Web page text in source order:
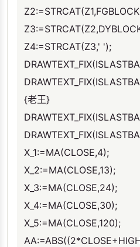
Z4:=STRCAT(Z3,' ');
{老王}
X_1:=MA(CLOSE,4);
X_2:=MA(CLOSE,13);
X_3:=MA(CLOSE,24);
X_4:=MA(CLOSE,30);
X_5:=MA(CLOSE,120);